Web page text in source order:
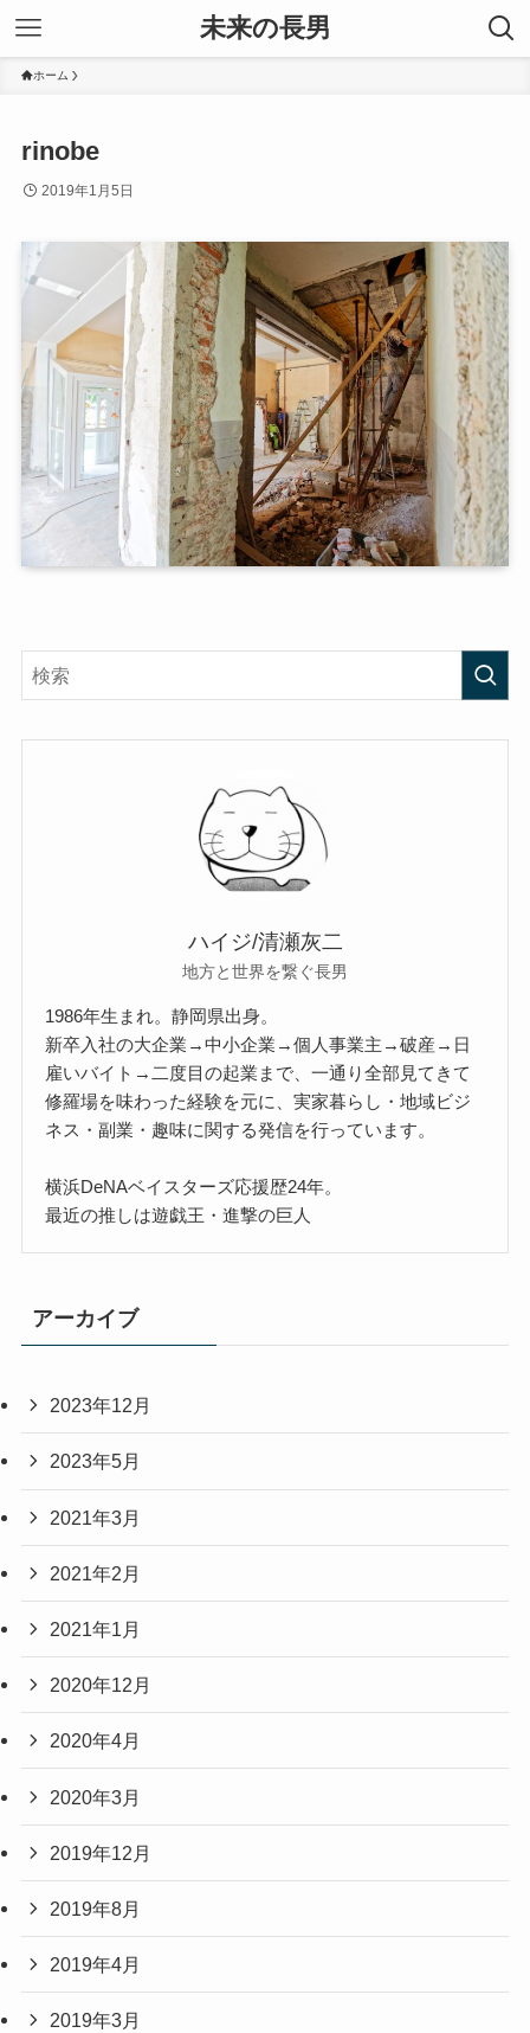
未来の長男
ホーム
rinobe
2019年1月5日
ハイジ/清瀬灰二
地方と世界を繋ぐ長男
1986年生まれ。静岡県出身。
新卒入社の大企業→中小企業→個人事業主→破産→日
雇いバイト→二度目の起業まで、一通り全部見てきて
修羅場を味わった経験を元に、実家暮らし・地域ビジ
ネス・副業・趣味に関する発信を行っています。
横浜DeNAベイスターズ応援歴24年。
最近の推しは遊戯王・進撃の巨人
アーカイブ
2023年12月
2023年5月
2021年3月
2021年2月
2021年1月
2020年12月
2020年4月
2020年3月
2019年12月
2019年8月
2019年4月
2019年3月